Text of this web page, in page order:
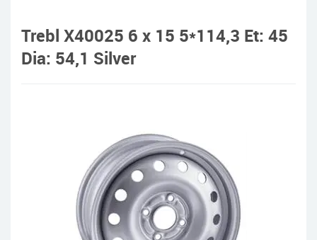
Trebl X40025 6 x 15 5*114,3 Et: 45
Dia: 54,1 Silver